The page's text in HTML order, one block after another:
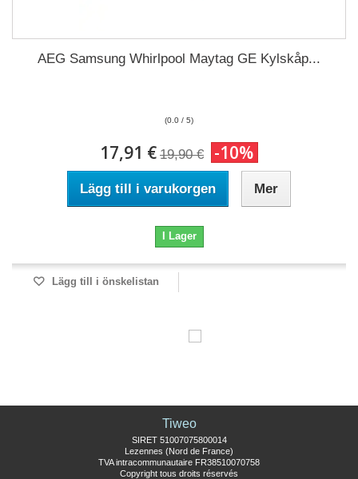
AEG Samsung Whirlpool Maytag GE Kylskåp...
(0.0 / 5)
17,91 € 19,90 € -10%
Lägg till i varukorgen Mer
I Lager
Lägg till i önskelistan
Tiweo
SIRET 51007075800014
Lezennes (Nord de France)
TVA intracommunautaire FR38510070758
Copyright tous droits réservés